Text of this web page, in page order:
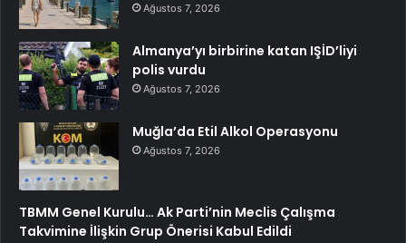
Ağustos 7, 2026
Almanya’yı birbirine katan IŞİD’liyi
polis vurdu
Ağustos 7, 2026
Muğla’da Etil Alkol Operasyonu
Ağustos 7, 2026
TBMM Genel Kurulu… Ak Parti’nin Meclis Çalışma
Takvimine İlişkin Grup Önerisi Kabul Edildi